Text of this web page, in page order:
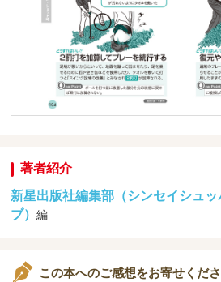
著者紹介
新星出版社編集部（シンセイシュ
ブ）編
この本へのご感想をお寄せくだ